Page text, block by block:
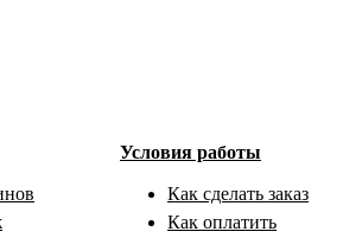
Условия работы
Как сделать заказ
Как оплатить